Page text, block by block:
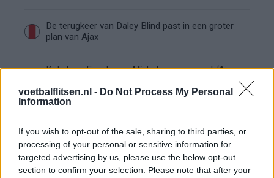
voetbalflitsen.nl - Do Not Process My Personal
Information
If you wish to opt-out of the sale, sharing to third parties, or
processing of your personal or sensitive information for
targeted advertising by us, please use the below opt-out
section to confirm your selection. Please note that after your
De terugkeer van Daley Blind past in een groter
plan van Ajax
Kritiek op Engels van Míchel genuanceerd: ‘Ajax-
Steur kiest voor Newcastle na gemiste
duidelijkheid bij Ajax